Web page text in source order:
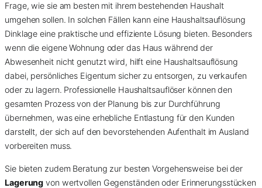
Frage, wie sie am besten mit ihrem bestehenden Haushalt
umgehen sollen. In solchen Fällen kann eine Haushaltsauflösung
Dinklage eine praktische und effiziente Lösung bieten. Besonders
wenn die eigene Wohnung oder das Haus während der
Abwesenheit nicht genutzt wird, hilft eine Haushaltsauflösung
dabei, persönliches Eigentum sicher zu entsorgen, zu verkaufen
oder zu lagern. Professionelle Haushaltsauflöser können den
gesamten Prozess von der Planung bis zur Durchführung
übernehmen, was eine erhebliche Entlastung für den Kunden
darstellt, der sich auf den bevorstehenden Aufenthalt im Ausland
vorbereiten muss.
Sie bieten zudem Beratung zur besten Vorgehensweise bei der
Lagerung von wertvollen Gegenständen oder Erinnerungsstücken